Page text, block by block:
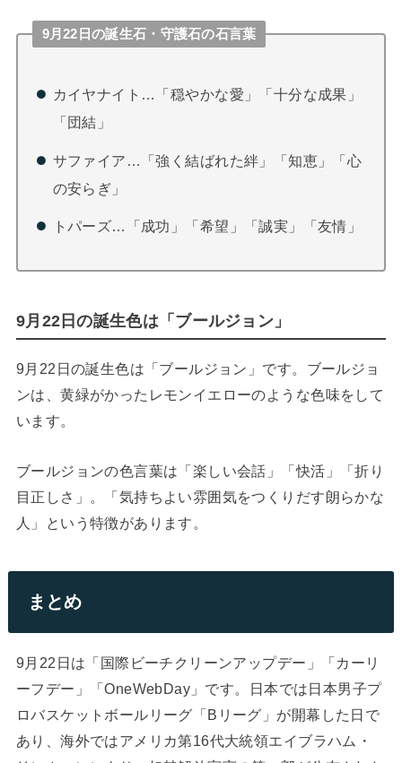
9月22日の誕生石・守護石の石言葉
カイヤナイト…「穏やかな愛」「十分な成果」
「団結」
サファイア…「強く結ばれた絆」「知恵」「心
の安らぎ」
トパーズ…「成功」「希望」「誠実」「友情」
9月22日の誕生色は「ブールジョン」
9月22日の誕生色は「ブールジョン」です。ブールジョ
ンは、黄緑がかったレモンイエローのような色味をして
います。
ブールジョンの色言葉は「楽しい会話」「快活」「折り
目正しさ」。「気持ちよい雰囲気をつくりだす朗らかな
人」という特徴があります。
まとめ
9月22日は「国際ビーチクリーンアップデー」「カーリ
ーフデー」「OneWebDay」です。日本では日本男子プ
ロバスケットボールリーグ「Bリーグ」が開幕した日で
あり、海外ではアメリカ第16代大統領エイブラハム・